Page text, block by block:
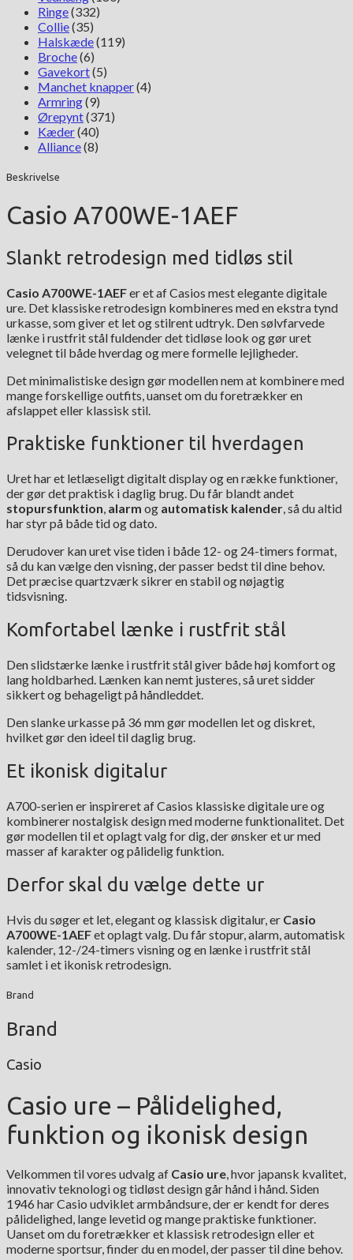
Ringe(332)
Collie(35)
Halskæde(119)
Broche(6)
Gavekort(5)
Manchet knapper(4)
Armring(9)
Ørepynt(371)
Kæder(40)
Alliance(8)
Beskrivelse
Casio A700WE-1AEF
Slankt retrodesign med tidløs stil
Casio A700WE-1AEFer et af Casios mest elegante digitale
ure. Det klassiske retrodesign kombineres med en ekstra tynd
urkasse, som giver et let og stilrent udtryk. Den sølvfarvede
lænke i rustfrit stål fuldender det tidløse look og gør uret
velegnet til både hverdag og mere formelle lejligheder.
Det minimalistiske design gør modellen nem at kombinere med
mange forskellige outfits, uanset om du foretrækker en
afslappet eller klassisk stil.
Praktiske funktioner til hverdagen
Uret har et letlæseligt digitalt display og en række funktioner,
der gør det praktisk i daglig brug. Du får blandt andet
stopursfunktion, alarm og automatisk kalender, så du altid
har styr på både tid og dato.
Derudover kan uret vise tiden i både 12- og 24-timers format,
så du kan vælge den visning, der passer bedst til dine behov.
Det præcise quartzværk sikrer en stabil og nøjagtig
tidsvisning.
Komfortabel lænke i rustfrit stål
Den slidstærke lænke i rustfrit stål giver både høj komfort og
lang holdbarhed. Lænken kan nemt justeres, så uret sidder
sikkert og behageligt på håndleddet.
Den slanke urkasse på 36 mm gør modellen let og diskret,
hvilket gør den ideel til daglig brug.
Et ikonisk digitalur
A700-serien er inspireret af Casios klassiske digitale ure og
kombinerer nostalgisk design med moderne funktionalitet. Det
gør modellen til et oplagt valg for dig, der ønsker et ur med
masser af karakter og pålidelig funktion.
Derfor skal du vælge dette ur
Hvis du søger et let, elegant og klassisk digitalur, er Casio
A700WE-1AEFet oplagt valg. Du får stopur, alarm, automatisk
kalender, 12-/24-timers visning og en lænke i rustfrit stål
samlet i et ikonisk retrodesign.
Brand
Brand
Casio
Casio ure – Pålidelighed,
funktion og ikonisk design
Velkommen til vores udvalg af Casio ure, hvor japansk kvalitet,
innovativ teknologi og tidløst design går hånd i hånd. Siden
1946 har Casio udviklet armbåndsure, der er kendt for deres
pålidelighed, lange levetid og mange praktiske funktioner.
Uanset om du foretrækker et klassisk retrodesign eller et
moderne sportsur, finder du en model, der passer til dine behov.